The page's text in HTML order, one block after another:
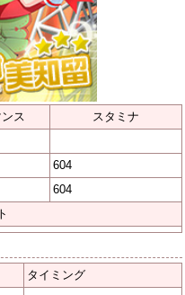
ス
スタミナ
604
604
タイミング